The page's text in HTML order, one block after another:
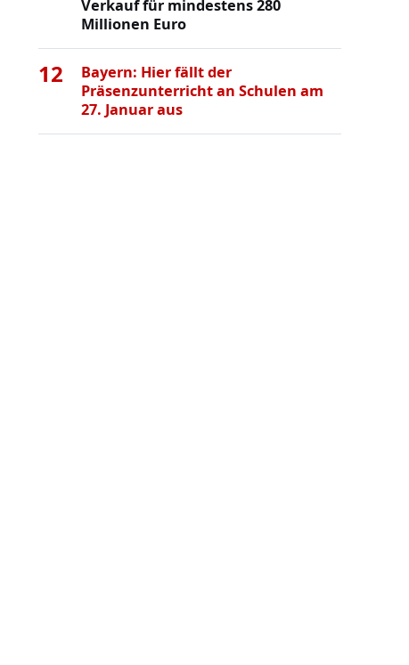
Verkauf für mindestens 280
Millionen Euro
12
Bayern: Hier fällt der
Präsenzunterricht an Schulen am
27. Januar aus